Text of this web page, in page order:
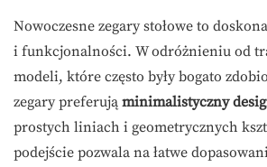
Nowoczesne zegary stołowe to
i funkcjonalności. W odróżnieniu od
modeli, które często były bogato
zegary preferują minimalistyczny
prostych liniach i geometrycznych
podejście pozwala na łatwe